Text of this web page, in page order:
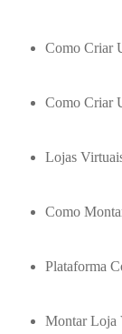
Como Criar
Como Criar
Lojas
Como
Plataforma
Montar Loja